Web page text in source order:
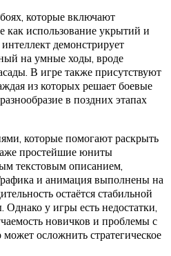
которые включают
как использование укрытий и
демонстрирует
на умные ходы, вроде
В игре также присутствуют
из которых решает боевые
в поздних этапах
которые помогают раскрыть
простейшие юниты
текстовым описанием,
и анимация выполнены на
остаётся стабильной
у игры есть недостатки,
новичков и проблемы с
осложнить стратегическое